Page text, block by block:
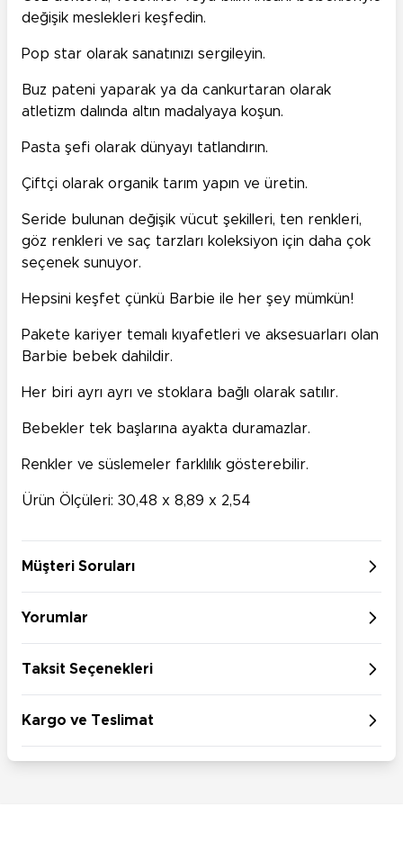
değişik meslekleri keşfedin.
Pop star olarak sanatınızı sergileyin.
Buz pateni yaparak ya da cankurtaran olarak
atletizm dalında altın madalyaya koşun.
Pasta şefi olarak dünyayı tatlandırın.
Çiftçi olarak organik tarım yapın ve üretin.
Seride bulunan değişik vücut şekilleri, ten renkleri,
göz renkleri ve saç tarzları koleksiyon için daha çok
seçenek sunuyor.
Hepsini keşfet çünkü Barbie ile her şey mümkün!
Pakete kariyer temalı kıyafetleri ve aksesuarları olan
Barbie bebek dahildir.
Her biri ayrı ayrı ve stoklara bağlı olarak satılır.
Bebekler tek başlarına ayakta duramazlar.
Renkler ve süslemeler farklılık gösterebilir.
Ürün Ölçüleri: 30,48 x 8,89 x 2,54
Müşteri Soruları
Yorumlar
Taksit Seçenekleri
Kargo ve Teslimat